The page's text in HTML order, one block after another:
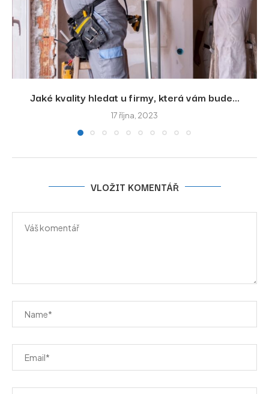
Jaké kvality hledat u firmy, která vám bude...
17 října, 2023
VLOŽIT KOMENTÁŘ